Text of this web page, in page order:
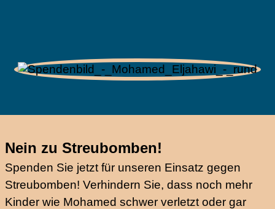
Nein zu Streubomben!
Spenden Sie jetzt für unseren Einsatz gegen
Streubomben! Verhindern Sie, dass noch mehr
Kinder wie Mohamed schwer verletzt oder gar